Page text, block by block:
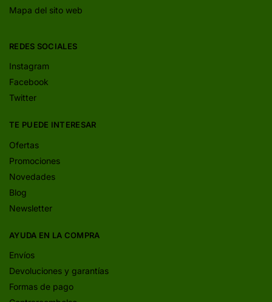
Mapa del sito web
REDES SOCIALES
Instagram
Facebook
Twitter
TE PUEDE INTERESAR
Ofertas
Promociones
Novedades
Blog
Newsletter
AYUDA EN LA COMPRA
Envíos
Devoluciones y garantías
Formas de pago